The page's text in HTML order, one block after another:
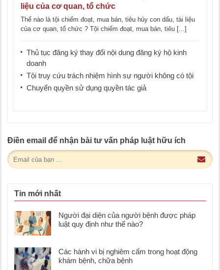
liệu của cơ quan, tổ chức
Thế nào là tội chiếm đoạt, mua bán, tiêu hủy con dấu, tài liệu
của cơ quan, tổ chức ? Tội chiếm đoạt, mua bán, tiêu [...]
Thủ tục đăng ký thay đổi nội dung đăng ký hộ kinh
doanh
Tội truy cứu trách nhiệm hình sự người không có tội
Chuyển quyền sử dụng quyền tác giả
Điền email để nhận bài tư vấn pháp luật hữu ích
Tin mới nhất
Người đại diện của người bệnh được pháp
luật quy định như thế nào?
Các hành vi bị nghiêm cấm trong hoạt động
khám bệnh, chữa bệnh